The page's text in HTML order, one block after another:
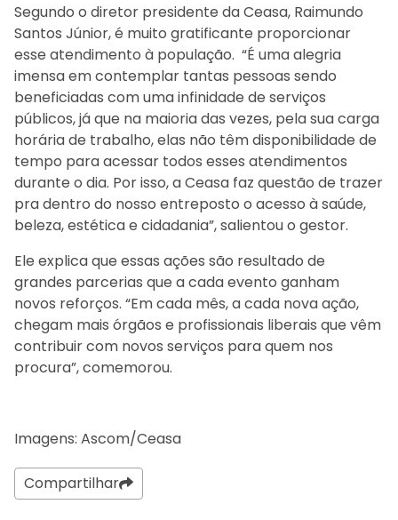
Segundo o diretor presidente da Ceasa, Raimundo
Santos Júnior, é muito gratificante proporcionar
esse atendimento à população. “É uma alegria
imensa em contemplar tantas pessoas sendo
beneficiadas com uma infinidade de serviços
públicos, já que na maioria das vezes, pela sua carga
horária de trabalho, elas não têm disponibilidade de
tempo para acessar todos esses atendimentos
durante o dia. Por isso, a Ceasa faz questão de trazer
pra dentro do nosso entreposto o acesso à saúde,
beleza, estética e cidadania”, salientou o gestor.
Ele explica que essas ações são resultado de
grandes parcerias que a cada evento ganham
novos reforços. “Em cada mês, a cada nova ação,
chegam mais órgãos e profissionais liberais que vêm
contribuir com novos serviços para quem nos
procura”, comemorou.
Imagens: Ascom/Ceasa
Compartilhar